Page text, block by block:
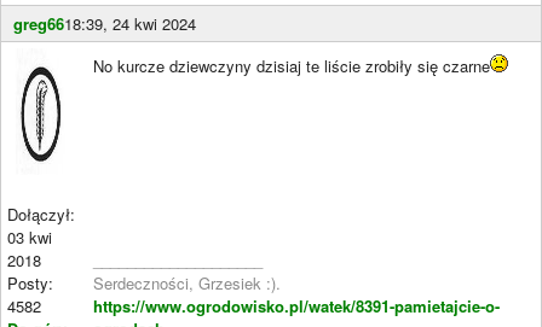
greg6618:39, 24 kwi 2024
Dołączył:
03 kwi
2018
Posty:
4582
No kurcze dziewczyny dzisiaj te liście zrobiły się czarne
Serdeczności, Grzesiek :).
https://www.ogrodowisko.pl/watek/8391-pamietajcie-o-